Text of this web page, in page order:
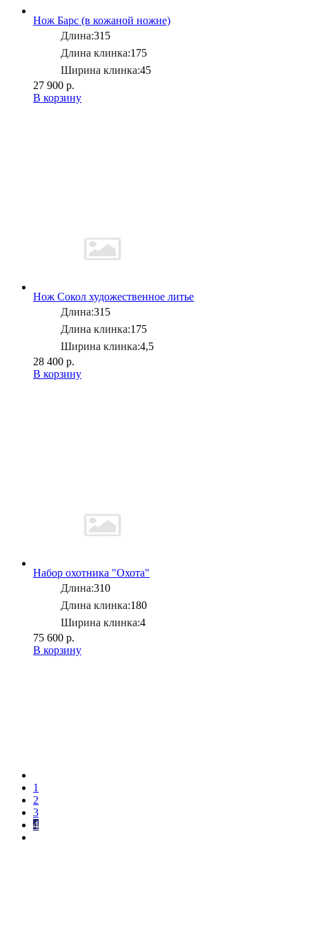
Нож Барс (в кожаной ножне)
Длина:315
Длина клинка:175
Ширина клинка:45
27 900 р.
В корзину
Нож Сокол художественное литье
Длина:315
Длина клинка:175
Ширина клинка:4,5
28 400 р.
В корзину
Набор охотника "Охота"
Длина:310
Длина клинка:180
Ширина клинка:4
75 600 р.
В корзину
1
2
3
4